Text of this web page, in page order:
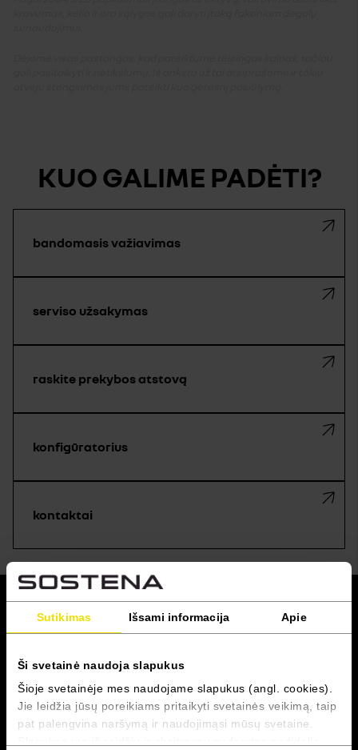
Sutikimas Išsami informacija Apie
Ši svetainė naudoja slapukus
Šioje svetainėje mes naudojame slapukus (angl. cookies).
Jie leidžia jūsų poreikiams pritaikyti svetainės veikimą, taip
pat palengvina naršymą ir naudojimąsi mūsų svetaine.
KUO GALIME PADĖTI?
bandomasis važiavimas
serviso užsakymas
raskite prekybos atstovą
konfigūratorius
kontaktai
grįžti į viršų
RENAULT PRO+
Servisas